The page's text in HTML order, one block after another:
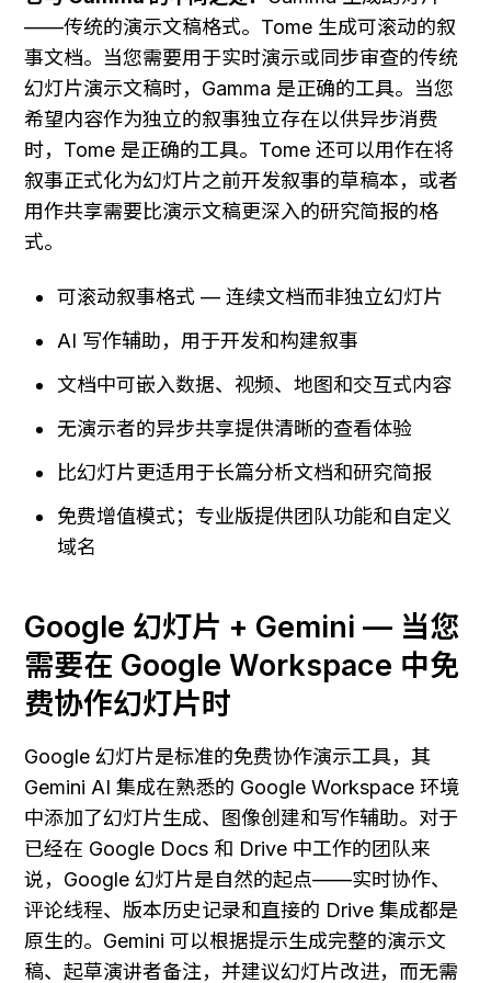
——传统的演示文稿格式。Tome 生成可滚动的叙
事文档。当您需要用于实时演示或同步审查的传统
幻灯片演示文稿时，Gamma 是正确的工具。当您
希望内容作为独立的叙事独立存在以供异步消费
时，Tome 是正确的工具。Tome 还可以用作在将
叙事正式化为幻灯片之前开发叙事的草稿本，或者
用作共享需要比演示文稿更深入的研究简报的格
式。
可滚动叙事格式 — 连续文档而非独立幻灯片
AI 写作辅助，用于开发和构建叙事
文档中可嵌入数据、视频、地图和交互式内容
无演示者的异步共享提供清晰的查看体验
比幻灯片更适用于长篇分析文档和研究简报
免费增值模式；专业版提供团队功能和自定义
域名
Google 幻灯片 + Gemini — 当您
需要在 Google Workspace 中免
费协作幻灯片时
Google 幻灯片是标准的免费协作演示工具，其
Gemini AI 集成在熟悉的 Google Workspace 环境
中添加了幻灯片生成、图像创建和写作辅助。对于
已经在 Google Docs 和 Drive 中工作的团队来
说，Google 幻灯片是自然的起点——实时协作、
评论线程、版本历史记录和直接的 Drive 集成都是
原生的。Gemini 可以根据提示生成完整的演示文
稿、起草演讲者备注，并建议幻灯片改进，而无需